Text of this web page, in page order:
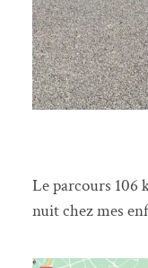
Le parcours 106
nuit chez mes